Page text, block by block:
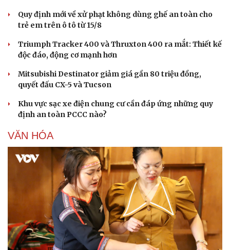
Quy định mới về xử phạt không dùng ghế an toàn cho
trẻ em trên ô tô từ 15/8
Triumph Tracker 400 và Thruxton 400 ra mắt: Thiết kế
độc đáo, động cơ mạnh hơn
Mitsubishi Destinator giảm giá gần 80 triệu đồng,
quyết đấu CX-5 và Tucson
Khu vực sạc xe điện chung cư cần đáp ứng những quy
định an toàn PCCC nào?
VĂN HÓA